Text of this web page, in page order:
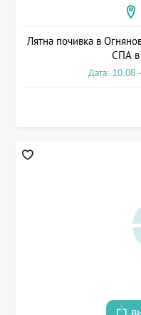
Лятна почивка в
СПА в
Дата: 10.08